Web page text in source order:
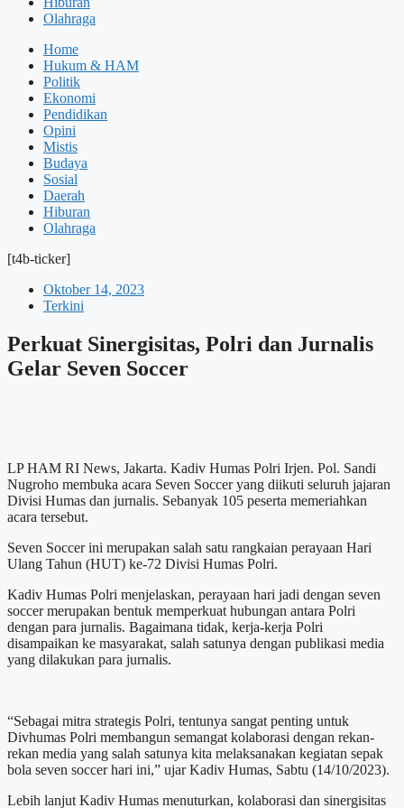
Olahraga
Home
Hukum & HAM
Politik
Ekonomi
Pendidikan
Opini
Mistis
Budaya
Sosial
Daerah
Hiburan
Olahraga
[t4b-ticker]
Oktober 14, 2023
Terkini
Perkuat Sinergisitas, Polri dan Jurnalis
Gelar Seven Soccer
LP HAM RI News, Jakarta. Kadiv Humas Polri Irjen. Pol. Sandi
Nugroho membuka acara Seven Soccer yang diikuti seluruh jajaran
Divisi Humas dan jurnalis. Sebanyak 105 peserta memeriahkan
acara tersebut.
Seven Soccer ini merupakan salah satu rangkaian perayaan Hari
Ulang Tahun (HUT) ke-72 Divisi Humas Polri.
Kadiv Humas Polri menjelaskan, perayaan hari jadi dengan seven
soccer merupakan bentuk memperkuat hubungan antara Polri
dengan para jurnalis. Bagaimana tidak, kerja-kerja Polri
disampaikan ke masyarakat, salah satunya dengan publikasi media
yang dilakukan para jurnalis.
“Sebagai mitra strategis Polri, tentunya sangat penting untuk
Divhumas Polri membangun semangat kolaborasi dengan rekan-
rekan media yang salah satunya kita melaksanakan kegiatan sepak
bola seven soccer hari ini,” ujar Kadiv Humas, Sabtu (14/10/2023).
Lebih lanjut Kadiv Humas menuturkan, kolaborasi dan sinergisitas